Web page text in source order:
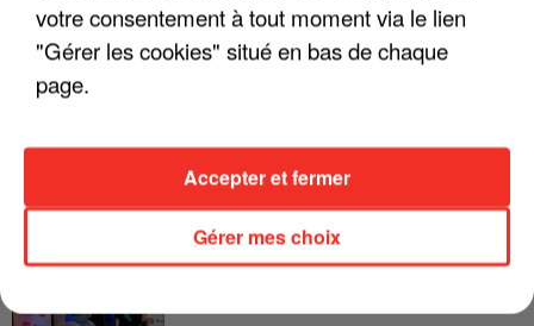
"ON N'EST PAS DES PARENTS
PARFAITS"
votre consentement à tout moment via le lien
"Gérer les cookies" situé en bas de chaque
page.
Gérer mes choix
Accepter et fermer